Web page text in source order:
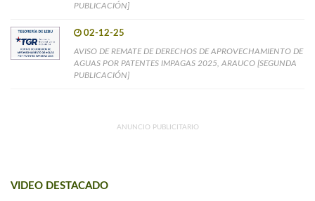
PUBLICACIÓN]
02-12-25
AVISO DE REMATE DE DERECHOS DE APROVECHAMIENTO DE
AGUAS POR PATENTES IMPAGAS 2025, ARAUCO [SEGUNDA
PUBLICACIÓN]
ANUNCIO PUBLICITARIO
VIDEO DESTACADO